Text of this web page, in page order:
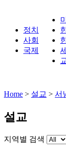
정치
사회
국제
Home > 설교 > 서
설교
지역별 검색